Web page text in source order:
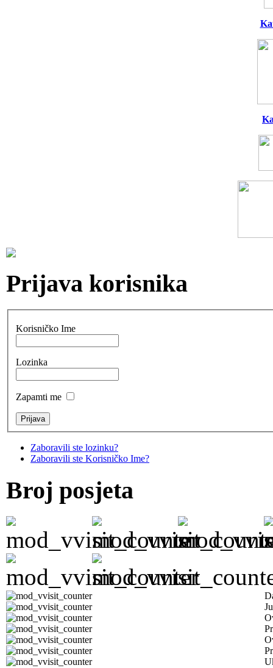
Prijava korisnika
Korisničko Ime
Lozinka
Zapamti me
Zaboravili ste lozinku?
Zaboravili ste Korisničko Ime?
Broj posjeta